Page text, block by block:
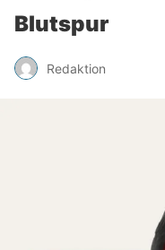
Blutspur
Redaktion